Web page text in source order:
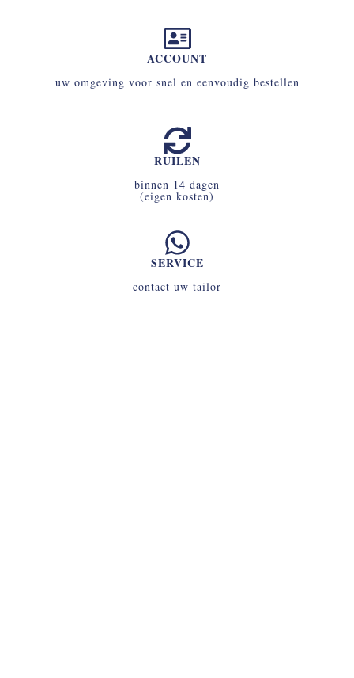
ACCOUNT
uw omgeving voor snel en eenvoudig bestellen
RUILEN
binnen 14 dagen
(eigen kosten)
SERVICE
contact uw tailor